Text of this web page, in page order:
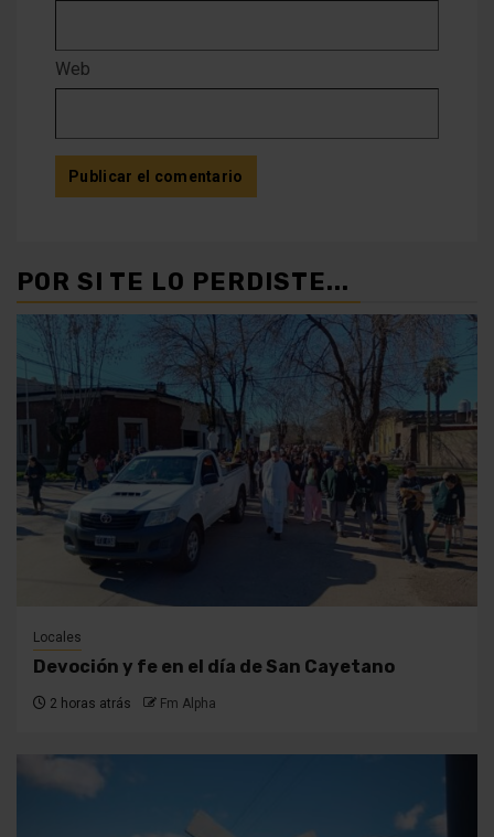
Web
POR SI TE LO PERDISTE...
Locales
Devoción y fe en el día de San Cayetano
2 horas atrás Fm Alpha